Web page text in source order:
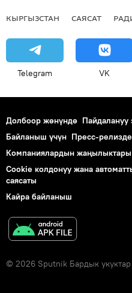
КЫРГЫЗСТАН САЯСАТ
Telegram VK
Долбоор жөнүндө
Байланыш үчүн Пресс-
Компаниялардын жаңылыктары
Cookie колдонуу жана
саясаты
Кайра байланыш
© 2026 Sputnik Бардык укуктар